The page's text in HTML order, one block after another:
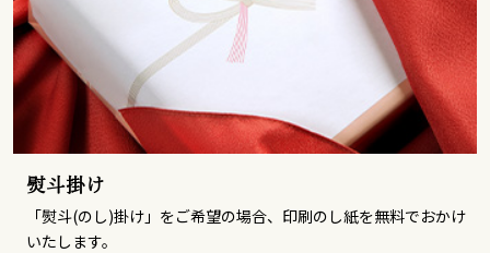
熨斗掛け
「熨斗(のし)掛け」をご希望の場合、印刷のし紙を無料でおかけ
いたします。